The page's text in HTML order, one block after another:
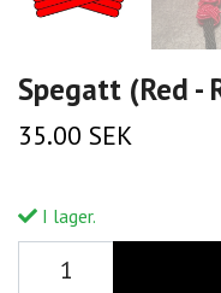
Spegatt (Red -
35.00 SEK
I lager.